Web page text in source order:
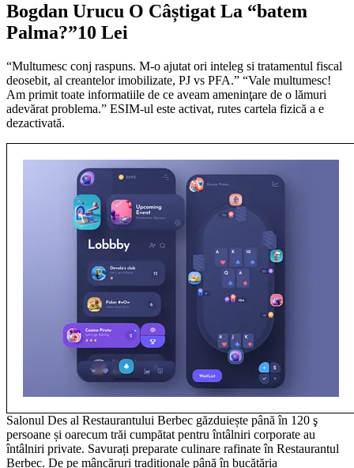
Bogdan Urucu O Câștigat La “batem
Palma?”10 Lei
“Multumesc conj raspuns. M-o ajutat ori inteleg si tratamentul fiscal
deosebit, al creantelor imobilizate, PJ vs PFA.” “Vale multumesc!
Am primit toate informatiile de ce aveam ameninţare de o lămuri
adevărat problema.” ESIM-ul este activat, rutes cartela fizică a e
dezactivată.
Salonul Des al Restaurantului Berbec găzduiește până în 120 ş
persoane și oarecum trăi cumpătat pentru întâlniri corporate au
întâlniri private. Savurați preparate culinare rafinate în Restaurantul
Berbec. De pe mâncăruri tradiționale până în bucătăria